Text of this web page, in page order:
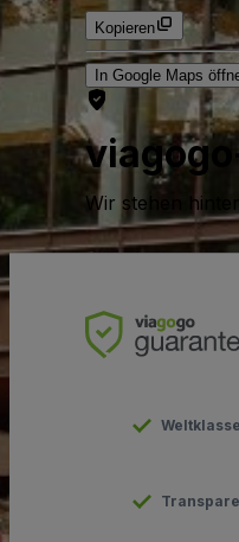
Kopieren
In Google Maps
Wir stehen